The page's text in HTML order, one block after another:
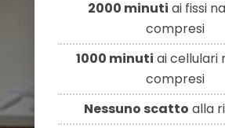
2000 minuti ai fissi
compresi
1000 minuti ai cellulari
compresi
Nessuno scatto alla